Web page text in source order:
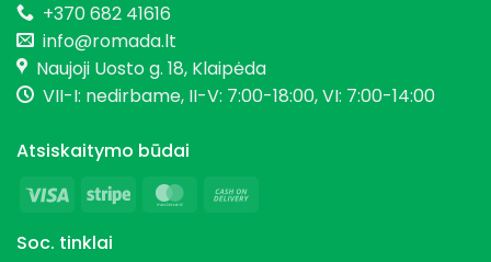
+370 682 41616
info@romada.lt
Naujoji Uosto g. 18, Klaipėda
VII-I: nedirbame, II-V: 7:00-18:00, VI: 7:00-14:00
Atsiskaitymo būdai
Visa
Stripe MasterCard
Soc. tinklai